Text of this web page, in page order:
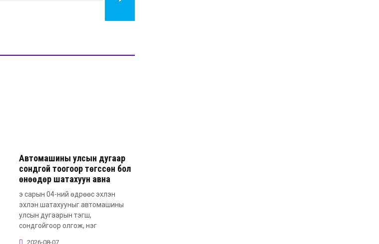
Автомашины улсын дугаар
сондгой тоогоор төгссөн бол
өнөөдөр шатахуун авна
э сарын 04-ний өдрөөс эхлэн
эхлэн шатахууныг автомашины
улсын дугаарын тэгш,
сондгойгоор олгож, нэг
2026-08-07